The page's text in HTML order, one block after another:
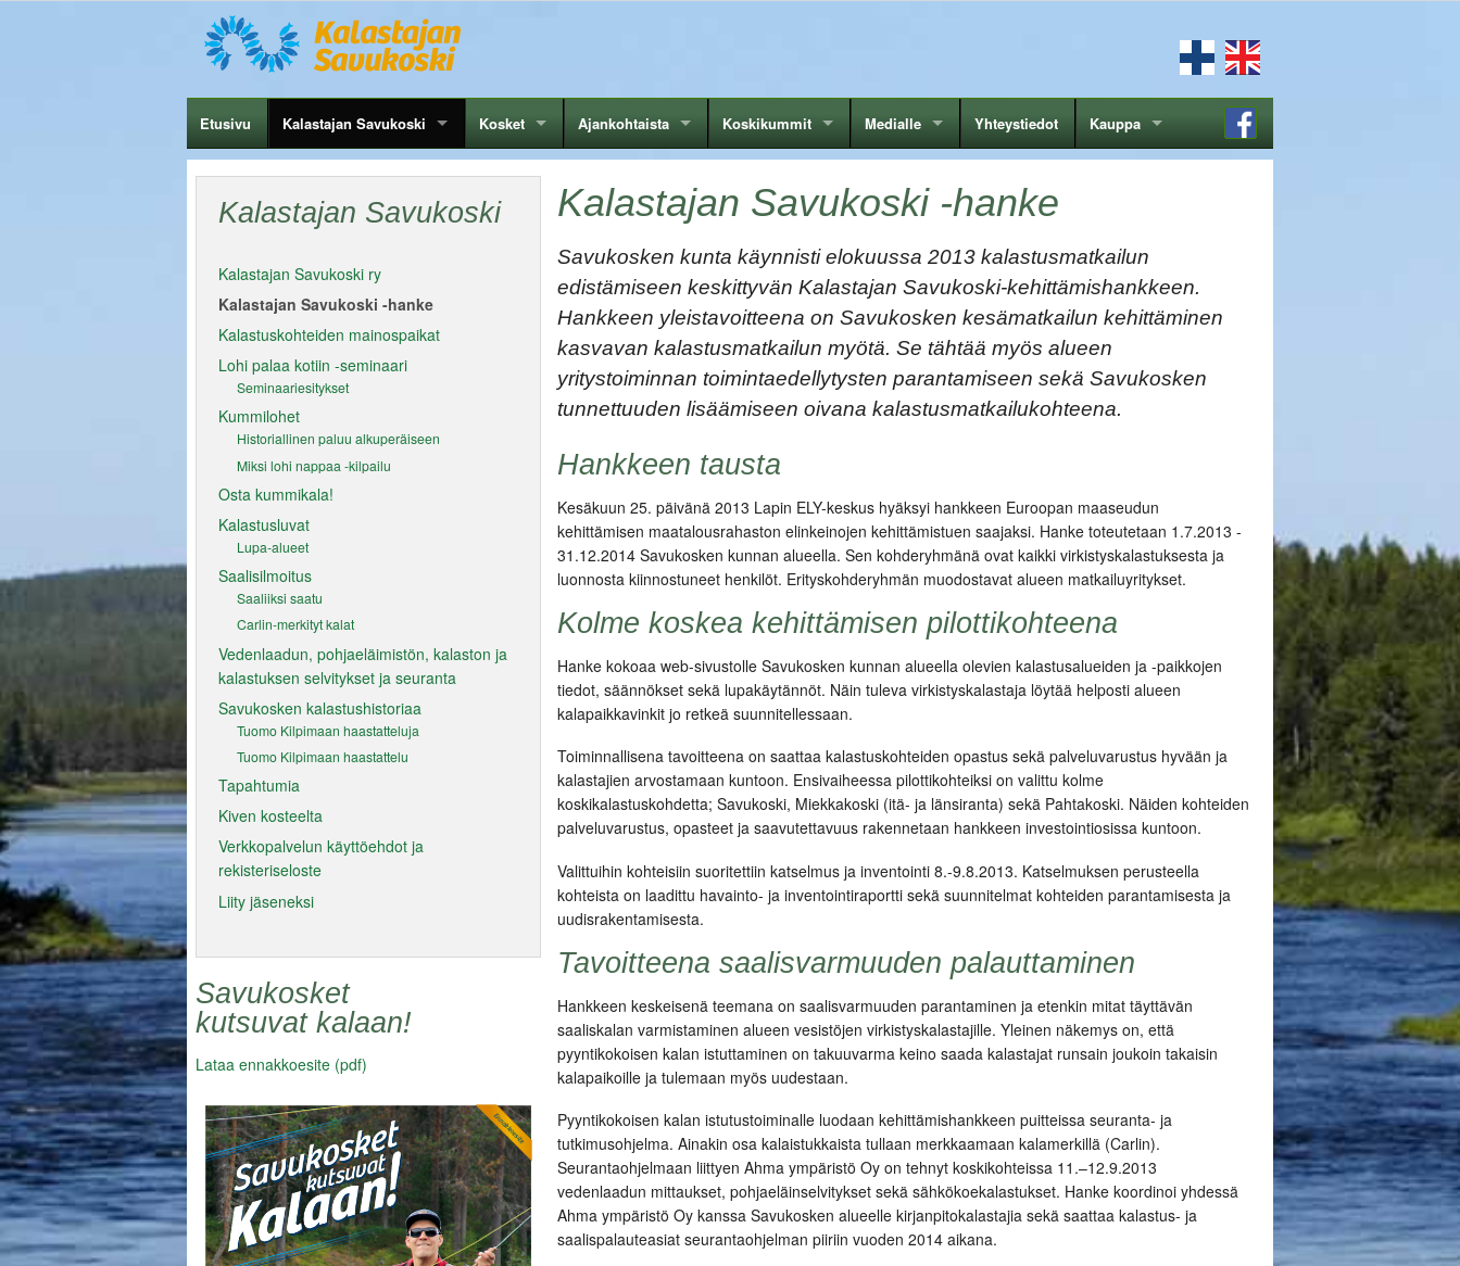
Etusivu Kalastajan Savukoski Kosket Ajankohtaista Koskikummit Medialle Yhteystiedot Kauppa
Kalastajan Savukoski -hanke
Savukosken kunta käynnisti elokuussa 2013 kalastusmatkailun
edistämiseen keskittyvän Kalastajan Savukoski-kehittämishankkeen.
Hankkeen yleistavoitteena on Savukosken kesämatkailun kehittäminen
kasvavan kalastusmatkailun myötä. Se tähtää myös alueen
yritystoiminnan toimintaedellytysten parantamiseen sekä Savukosken
tunnettuuden lisäämiseen oivana kalastusmatkailukohteena.
Hankkeen tausta
Kesäkuun 25. päivänä 2013 Lapin ELY-keskus hyäksyi hankkeen Euroopan maaseudun
kehittämisen maatalousrahaston elinkeinojen kehittämistuen saajaksi. Hanke toteutetaan 1.7.2013 -
31.12.2014 Savukosken kunnan alueella. Sen kohderyhmänä ovat kaikki virkistyskalastuksesta ja
luonnosta kiinnostuneet henkilöt. Erityskohderyhmän muodostavat alueen matkailuyritykset.
Kolme koskea kehittämisen pilottikohteena
Hanke kokoaa web-sivustolle Savukosken kunnan alueella olevien kalastusalueiden ja -paikkojen
tiedot, säännökset sekä lupakäytännöt. Näin tuleva virkistyskalastaja löytää helposti alueen
kalapaikkavinkit jo retkeä suunnitellessaan.
Toiminnallisena tavoitteena on saattaa kalastuskohteiden opastus sekä palveluvarustus hyvään ja
kalastajien arvostamaan kuntoon. Ensivaiheessa pilottikohteiksi on valittu kolme
koskikalastuskohdetta; Savukoski, Miekkakoski (itä- ja länsiranta) sekä Pahtakoski. Näiden kohteiden
palveluvarustus, opasteet ja saavutettavuus rakennetaan hankkeen investointiosissa kuntoon.
Valittuihin kohteisiin suoritettiin katselmus ja inventointi 8.-9.8.2013. Katselmuksen perusteella
kohteista on laadittu havainto- ja inventointiraportti sekä suunnitelmat kohteiden parantamisesta ja
uudisrakentamisesta.
Tavoitteena saalisvarmuuden palauttaminen
Hankkeen keskeisenä teemana on saalisvarmuuden parantaminen ja etenkin mitat täyttävän
saaliskalan varmistaminen alueen vesistöjen virkistyskalastajille. Yleinen näkemys on, että
pyyntikokoisen kalan istuttaminen on takuuvarma keino saada kalastajat runsain joukoin takaisin
kalapaikoille ja tulemaan myös uudestaan.
Pyyntikokoisen kalan istutustoiminalle luodaan kehittämishankkeen puitteissa seuranta- ja
tutkimusohjelma. Ainakin osa kalaistukkaista tullaan merkkaamaan kalamerkillä (Carlin).
Seurantaohjelmaan liittyen Ahma ympäristö Oy on tehnyt koskikohteissa 11.–12.9.2013
vedenlaadun mittaukset, pohjaeläinselvitykset sekä sähkökoekalastukset. Hanke koordinoi yhdessä
Ahma ympäristö Oy kanssa Savukosken alueelle kirjanpitokalastajia sekä saattaa kalastus- ja
saalispalauteasiat seurantaohjelman piiriin vuoden 2014 aikana.
Kalastajan Savukoski
Kalastajan Savukoski ry
Kalastajan Savukoski -hanke
Kalastuskohteiden mainospaikat
Lohi palaa kotiin -seminaari
Seminaariesitykset
Kummilohet
Historiallinen paluu alkuperäiseen
Miksi lohi nappaa -kilpailu
Osta kummikala!
Kalastusluvat
Lupa-alueet
Saalisilmoitus
Saaliiksi saatu
Carlin-merkityt kalat
Vedenlaadun, pohjaeläimistön, kalaston ja
kalastuksen selvitykset ja seuranta
Savukosken kalastushistoriaa
Tuomo Kilpimaan haastatteluja
Tuomo Kilpimaan haastattelu
Tapahtumia
Kiven kosteelta
Verkkopalvelun käyttöehdot ja
rekisteriseloste
Liity jäseneksi
Savukosket
kutsuvat kalaan!
Lataa ennakkoesite (pdf)